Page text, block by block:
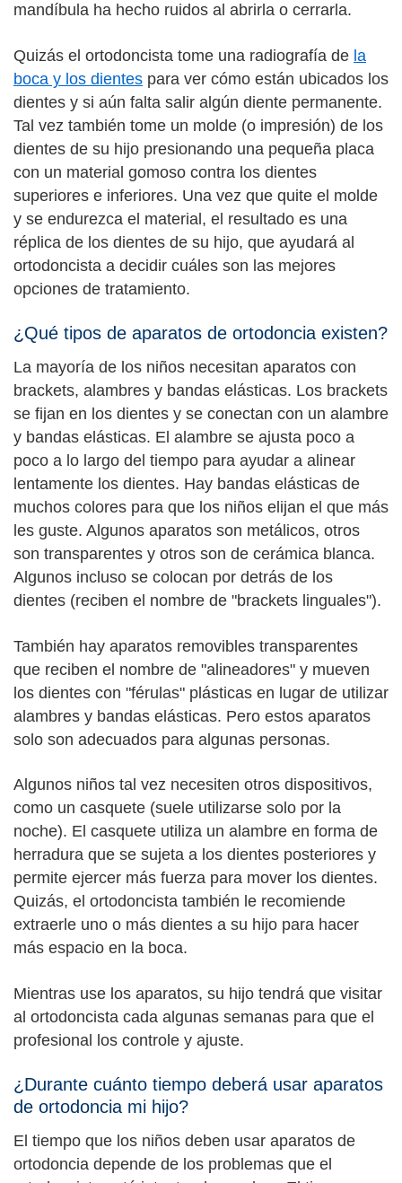
mandíbula ha hecho ruidos al abrirla o cerrarla.
Quizás el ortodoncista tome una radiografía de la
boca y los dientes para ver cómo están ubicados los
dientes y si aún falta salir algún diente permanente.
Tal vez también tome un molde (o impresión) de los
dientes de su hijo presionando una pequeña placa
con un material gomoso contra los dientes
superiores e inferiores. Una vez que quite el molde
y se endurezca el material, el resultado es una
réplica de los dientes de su hijo, que ayudará al
ortodoncista a decidir cuáles son las mejores
opciones de tratamiento.
¿Qué tipos de aparatos de ortodoncia existen?
La mayoría de los niños necesitan aparatos con
brackets, alambres y bandas elásticas. Los brackets
se fijan en los dientes y se conectan con un alambre
y bandas elásticas. El alambre se ajusta poco a
poco a lo largo del tiempo para ayudar a alinear
lentamente los dientes. Hay bandas elásticas de
muchos colores para que los niños elijan el que más
les guste. Algunos aparatos son metálicos, otros
son transparentes y otros son de cerámica blanca.
Algunos incluso se colocan por detrás de los
dientes (reciben el nombre de "brackets linguales").
También hay aparatos removibles transparentes
que reciben el nombre de "alineadores" y mueven
los dientes con "férulas" plásticas en lugar de utilizar
alambres y bandas elásticas. Pero estos aparatos
solo son adecuados para algunas personas.
Algunos niños tal vez necesiten otros dispositivos,
como un casquete (suele utilizarse solo por la
noche). El casquete utiliza un alambre en forma de
herradura que se sujeta a los dientes posteriores y
permite ejercer más fuerza para mover los dientes.
Quizás, el ortodoncista también le recomiende
extraerle uno o más dientes a su hijo para hacer
más espacio en la boca.
Mientras use los aparatos, su hijo tendrá que visitar
al ortodoncista cada algunas semanas para que el
profesional los controle y ajuste.
¿Durante cuánto tiempo deberá usar aparatos
de ortodoncia mi hijo?
El tiempo que los niños deben usar aparatos de
ortodoncia depende de los problemas que el